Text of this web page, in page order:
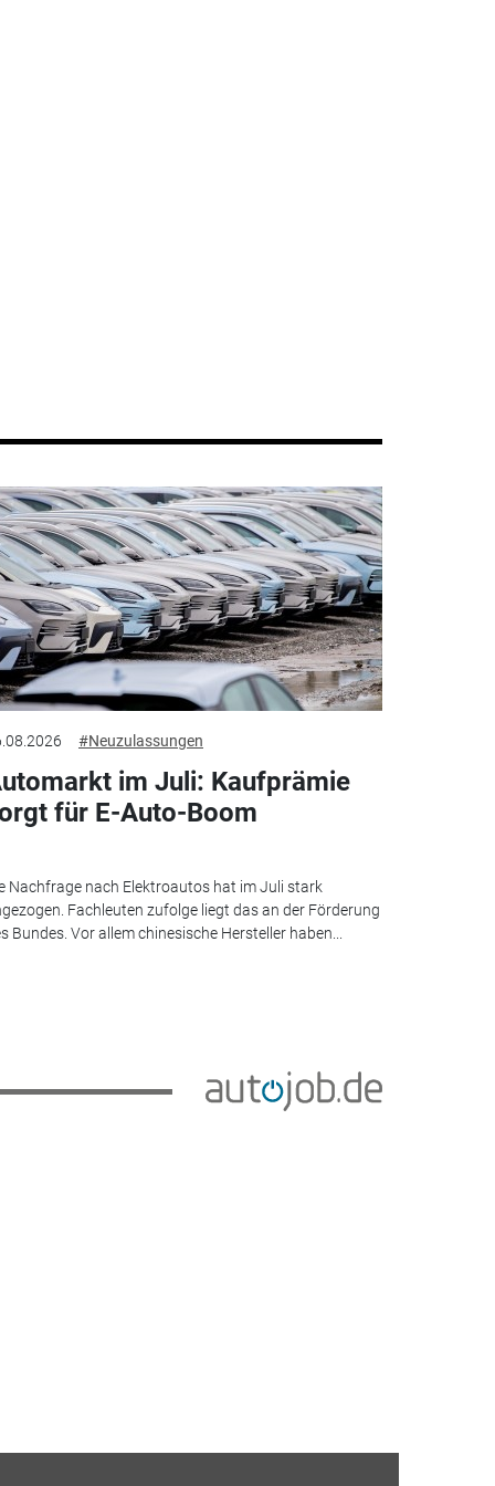
#Neuzulassungen
im Juli: Kaufprämie
für E-Auto-Boom
Nachfrage nach Elektroautos hat im Juli stark
Fachleuten zufolge liegt das an der Förderung
Bundes. Vor allem chinesische Hersteller haben...